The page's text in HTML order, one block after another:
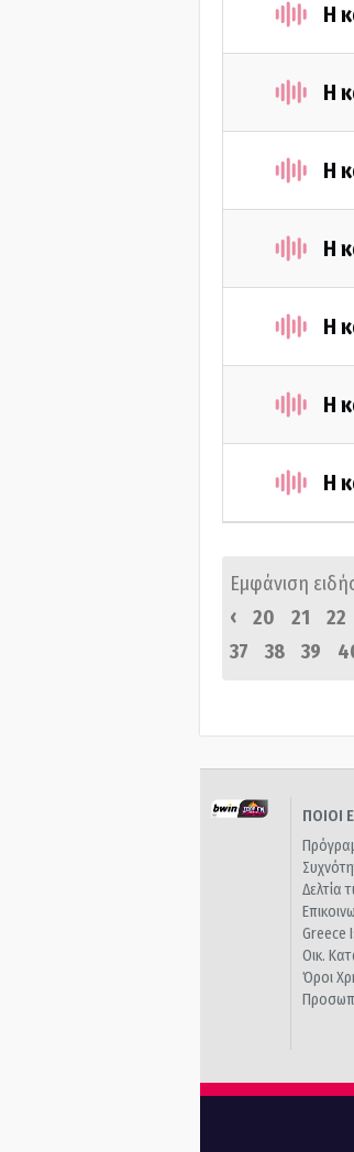
H
H
H
Η
H
Η
H
Εμφάνιση
‹
20 21 22
37
38 39
ΠΟΙΟΙ
Δελτία
Greece
Οικ.
Όροι